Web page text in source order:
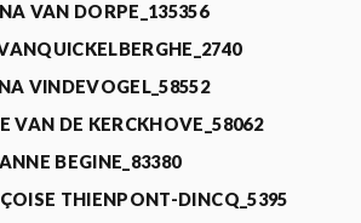
VAN DORPE_135356
VINDEVOGEL_58552
VAN DE KERCKHOVE_58062
ANNE BEGINE_83380
THIENPONT-DINCQ_5395